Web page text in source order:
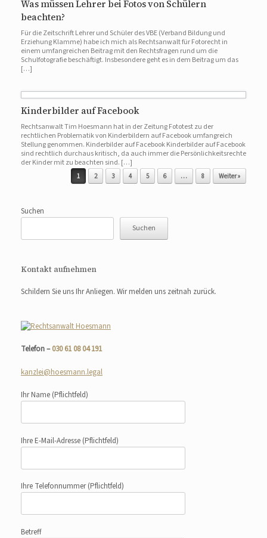
Was müssen Lehrer bei Fotos von Schülern
beachten?
Für die Zeitschrift Lehrer und Schüler des VBE (Verband Bildung und
Erziehung Klamme) habe ich mich als Rechtsanwalt für Fotorecht in
einem umfangreichen Beitrag mit den Rechtsfragen rund um die
Schulfotografie beschäftigt. Insbesondere geht es in dem Beitrag um das
[…]
Kinderbilder auf Facebook
Rechtsanwalt Tim Hoesmann hat in der Zeitung Fototest zu der
rechtlichen Problematik von Kinderbildern auf Facebook umfangreich
Stellung genommen. Kinderbilder auf Facebook Kinderbilder auf Facebook
sind rechtlich durchaus kritisch, da auch immer die Persönlichkeitsrechte
der Kinder mit zu beachten sind. […]
Beitragsnavigation
1 2 3 4 5 6 … 8 Weiter »
Suchen
Suchen
Kontakt aufnehmen
Schildern Sie uns Ihr Anliegen. Wir melden uns zeitnah zurück.
Telefon –030 61 08 04 191
kanzlei@hoesmann.legal
Ihr Name (Pflichtfeld)
Ihre E-Mail-Adresse (Pflichtfeld)
Ihre Telefonnummer(Pflichtfeld)
Betreff